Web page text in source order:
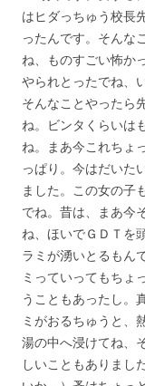
はヒダっちゅう校長
ったんです。そんな
ね、ものすごい怖か
やられとったでね、
そんなことやったら
ね。ビンタくらいは
ね。まあ今これちょ
っぱり。今はだいた
ました。この女の子
でね。昔は、まあ今
ね、ほいでＧＤＴを
ラミが湧いとるもん
ミっていってもちょ
うこともあったし。
ミがおるちゅうと、
湯の中へ浸けてね、
しいこともありまし